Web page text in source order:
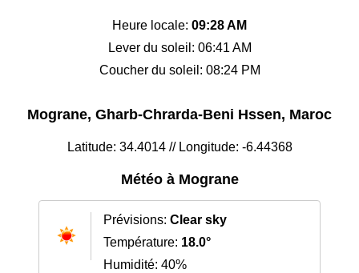
Heure locale: 09:28 AM
Lever du soleil: 06:41 AM
Coucher du soleil: 08:24 PM
Mograne, Gharb-Chrarda-Beni Hssen, Maroc
Latitude: 34.4014 // Longitude: -6.44368
Météo à Mograne
Prévisions: Clear sky
Température: 18.0°
Humidité: 40%